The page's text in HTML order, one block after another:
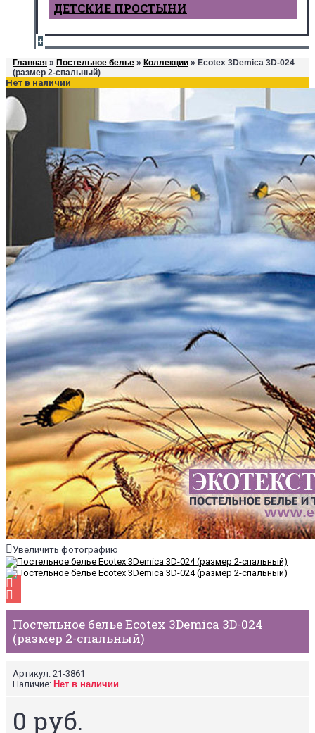
ДЕТСКИЕ ПРОСТЫНИ
+
Главная » Постельное белье » Коллекции » Ecotex 3Demica 3D-024
(размер 2-спальный)
Нет в наличии
Увеличить фотографию
Постельное белье Ecotex 3Demica 3D-024
(размер 2-спальный)
Артикул: 21-3861
Наличие: Нет в наличии
0 руб.